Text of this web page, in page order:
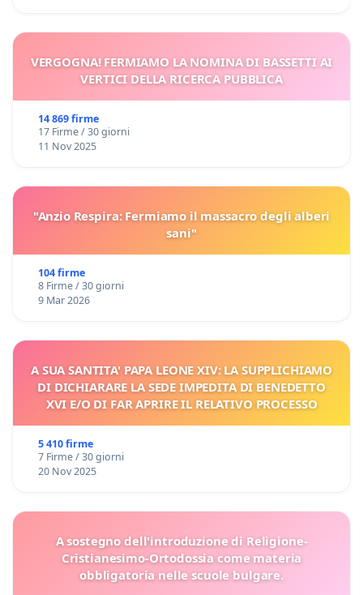
VERGOGNA! FERMIAMO LA NOMINA DI BASSETTI AI
VERTICI DELLA RICERCA PUBBLICA
14 869 firme
17 Firme / 30 giorni
11 Nov 2025
"Anzio Respira: Fermiamo il massacro degli alberi
sani"
104 firme
8 Firme / 30 giorni
9 Mar 2026
A SUA SANTITA' PAPA LEONE XIV: LA SUPPLICHIAMO
DI DICHIARARE LA SEDE IMPEDITA DI BENEDETTO
XVI E/O DI FAR APRIRE IL RELATIVO PROCESSO
5 410 firme
7 Firme / 30 giorni
20 Nov 2025
A sostegno dell'introduzione di Religione-
Cristianesimo-Ortodossia come materia
obbligatoria nelle scuole bulgare.